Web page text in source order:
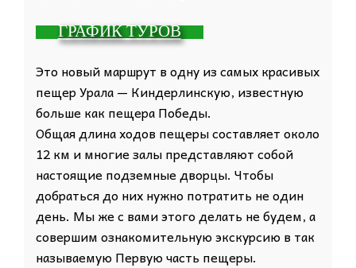
ГРАФИК ТУРОВ
Это новый маршрут в одну из самых красивых
пещер Урала — Киндерлинскую, известную
больше как пещера Победы.
Общая длина ходов пещеры составляет около
12 км и многие залы представляют собой
настоящие подземные дворцы. Чтобы
добраться до них нужно потратить не один
день. Мы же с вами этого делать не будем, а
совершим ознакомительную экскурсию в так
называемую Первую часть пещеры.